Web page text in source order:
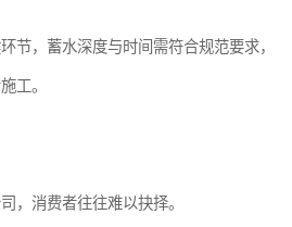
节，蓄水深度与时间需符合规范要求，
工。
，消费者往往难以抉择。